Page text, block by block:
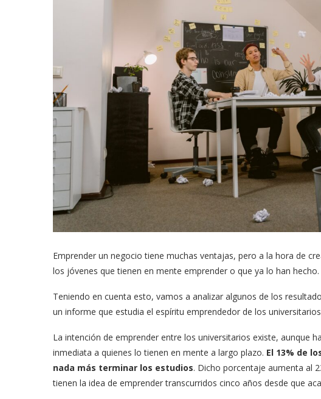
Emprender un negocio tiene muchas ventajas, pero a la hora de
los jóvenes que tienen en mente emprender o que ya lo han hecho.
Teniendo en cuenta esto, vamos a analizar algunos de los
un informe que estudia el espíritu emprendedor de los
La intención de emprender entre los universitarios existe, aunque
inmediata a quienes lo tienen en mente a largo plazo. El 13% de
nada más terminar los estudios. Dicho porcentaje aumenta al
tienen la idea de emprender transcurridos cinco años desde que